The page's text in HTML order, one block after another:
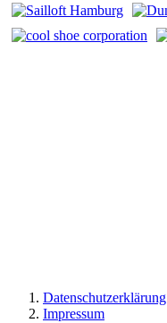
Datenschutzerklärung
Impressum